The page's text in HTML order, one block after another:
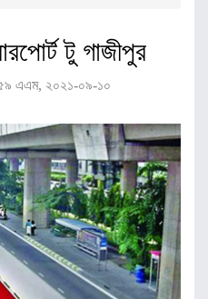
টু গাজীপুর
এএম, ২০২১-০৯-১০